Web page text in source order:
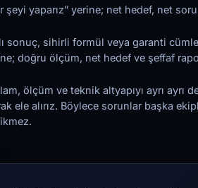
şeyi yaparız” yerine; net hedef, net
sonuç, sihirli formül veya garanti
doğru ölçüm, net hedef ve şeffaf
ölçüm ve teknik altyapıyı ayrı ayrı
ele alırız. Böylece sorunlar başka